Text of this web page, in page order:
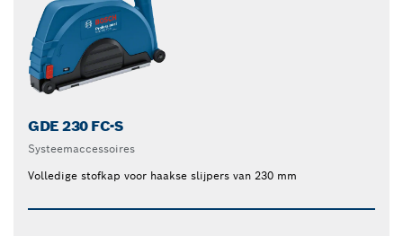
GDE 230 FC-S
Systeemaccessoires
Volledige stofkap voor haakse slijpers van 230 mm